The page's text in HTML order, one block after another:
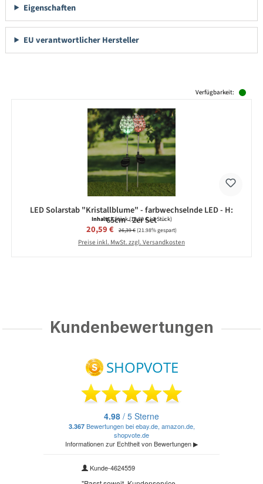
Eigenschaften
EU verantwortlicher Hersteller
Verfügbarkeit:
LED Solarstab "Kristallblume" - farbwechselnde LED - H:
65cm - 2er Set
Inhalt:2 Stück(10,30 € / 1 Stück)
Verkaufspreis:
20,59 € Regulärer Preis:
26,39 €(21.98% gespart)
Preise inkl. MwSt. zzgl. Versandkosten
Kundenbewertungen